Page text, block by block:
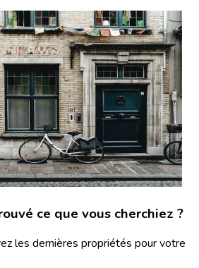
ce que vous cherchiez ?
les dernières propriétés pour votre